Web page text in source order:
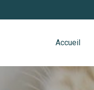
Accueil